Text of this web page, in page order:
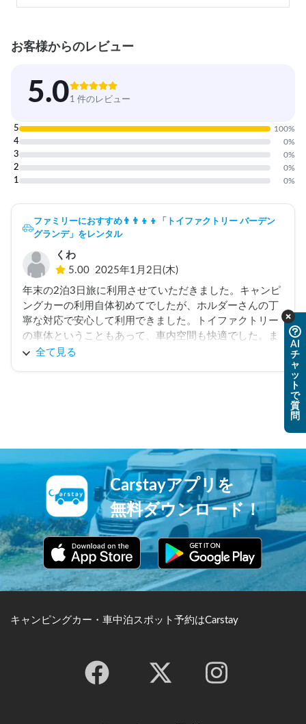
お客様からのレビュー
5.01 件のレビュー
5 100%
4 0%
3 0%
2 0%
1 0%
ファミリーにおすすめ👨‍👨‍👦‍👦「トイファクトリー バーデン
グランデ」をレンタル
くわ
5.00 2025年1月2日(木)
年末の2泊3日旅に利用させていただきました。キャンピ
ングカーの利用自体初めてでしたが、ホルダーさんの丁
寧な対応で安心して利用できました。トイファクトリー
の車体ということもあって、車内空間も快適でした。ま
た機会があれば利用したいなと思いますし、知り合いな
全て見る
AI
チ
ャ
ッ
ト
で
質
問
Carstayアプリを
無料ダウンロード！
キャンピングカー・車中泊スポット予約はCarstay